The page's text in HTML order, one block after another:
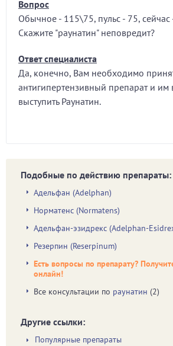
Вопрос
Обычное - 115\75, пульс - 75, сейчас
Скажите "раунатин" неповредит?
Ответ специалиста
Да, конечно, Вам необходимо
антигипертензивный препарат и
выступить Раунатин.
Подобные по действию препараты:
Адельфан (Adelphan)
Норматенс (Normatens)
Адельфан-эзидрекс (Adelphan-
Резерпин (Reserpinum)
Есть вопросы по препарату?
онлайн!
Все консультации по раунатин (2)
Другие ссылки:
Популярные препараты